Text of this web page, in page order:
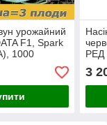
урожайний
F1, Spark
1000
пакет
РЕД
3